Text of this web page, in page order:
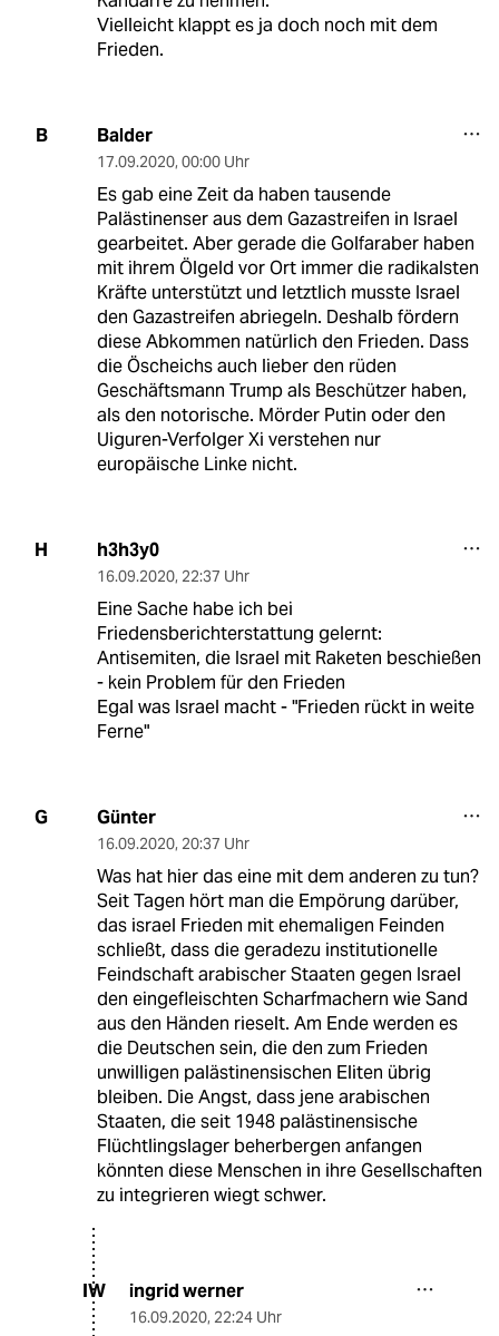
Vielleicht klappt es ja doch noch mit dem
Frieden.
B Balder
17.09.2020, 00:00 Uhr
Es gab eine Zeit da haben tausende
Palästinenser aus dem Gazastreifen in Israel
gearbeitet. Aber gerade die Golfaraber haben
mit ihrem Ölgeld vor Ort immer die radikalsten
Kräfte unterstützt und letztlich musste Israel
den Gazastreifen abriegeln. Deshalb fördern
diese Abkommen natürlich den Frieden. Dass
die Öscheichs auch lieber den rüden
Geschäftsmann Trump als Beschützer haben,
als den notorische. Mörder Putin oder den
Uiguren-Verfolger Xi verstehen nur
europäische Linke nicht.
H h3h3y0
16.09.2020, 22:37 Uhr
Eine Sache habe ich bei
Friedensberichterstattung gelernt:
Antisemiten, die Israel mit Raketen beschießen
- kein Problem für den Frieden
Egal was Israel macht - "Frieden rückt in weite
Ferne"
G Günter
16.09.2020, 20:37 Uhr
Was hat hier das eine mit dem anderen zu tun?
Seit Tagen hört man die Empörung darüber,
das israel Frieden mit ehemaligen Feinden
schließt, dass die geradezu institutionelle
Feindschaft arabischer Staaten gegen Israel
den eingefleischten Scharfmachern wie Sand
aus den Händen rieselt. Am Ende werden es
die Deutschen sein, die den zum Frieden
unwilligen palästinensischen Eliten übrig
bleiben. Die Angst, dass jene arabischen
Staaten, die seit 1948 palästinensische
Flüchtlingslager beherbergen anfangen
könnten diese Menschen in ihre Gesellschaften
zu integrieren wiegt schwer.
IW ingrid werner
16.09.2020, 22:24 Uhr